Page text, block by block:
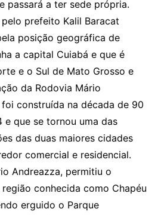
passará a ter sede própria.
prefeito Kalil Baracat
posição geográfica de
a capital Cuiabá e que é
e o Sul de Mato Grosso e
da Rodovia Mário
construída na década de 90
e que se tornou uma das
das duas maiores cidades
comercial e residencial.
Andreazza, permitiu o
conhecida como Chapéu
erguido o Parque